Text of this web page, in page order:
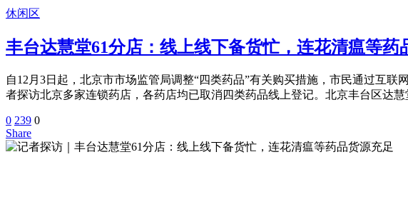
休闲区
丰台达慧堂61分店：线上线下备货忙，连花清瘟等药
自12月3日起，北京市市场监管局调整“四类药品”有关购买措施，市民通过互
者探访北京多家连锁药店，各药店均已取消四类药品线上登记。北京丰台区达
0 239 0
Share